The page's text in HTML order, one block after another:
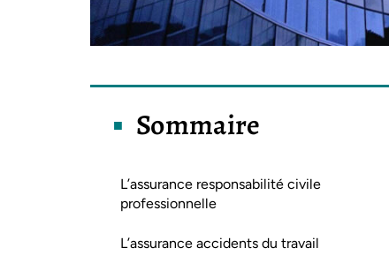
Sommaire
L’assurance responsabilité civile
professionnelle
L’assurance accidents du travail